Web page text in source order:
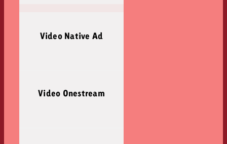
Video Native Ad
Video Onestream